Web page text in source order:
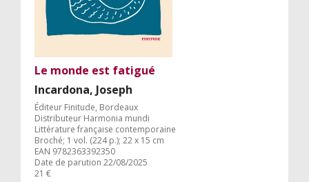
Le monde est fatigué
Incardona, Joseph
Éditeur Finitude, Bordeaux
Distributeur Harmonia mundi
Littérature française contemporaine
Broché; 1 vol. (224 p.); 22 x 15 cm
EAN 9782363392350
Date de parution 22/08/2025
21 €